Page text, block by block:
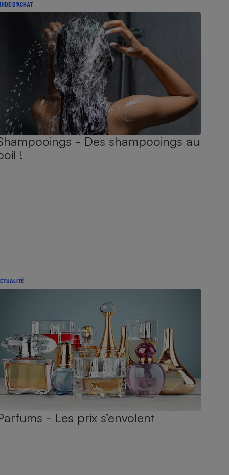
D'ACHAT
- Des shampooings au
!
- Les prix s’envolent